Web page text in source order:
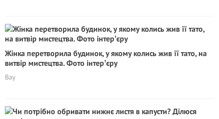
Жінка перетворила будинок, у якому колись жив її тато, на
витвір мистецтва. Фото інтерʼєру
Вау